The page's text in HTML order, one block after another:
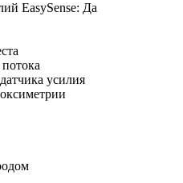
EasySense: Да
усилия